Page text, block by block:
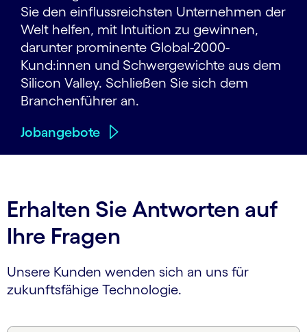
Sie den einflussreichsten Unternehmen der
Welt helfen, mit Intuition zu gewinnen,
darunter prominente Global-2000-
Kund:innen und Schwergewichte aus dem
Silicon Valley. Schließen Sie sich dem
Branchenführer an.
Jobangebote
Erhalten Sie Antworten auf
Ihre Fragen
Unsere Kunden wenden sich an uns für
zukunftsfähige Technologie.